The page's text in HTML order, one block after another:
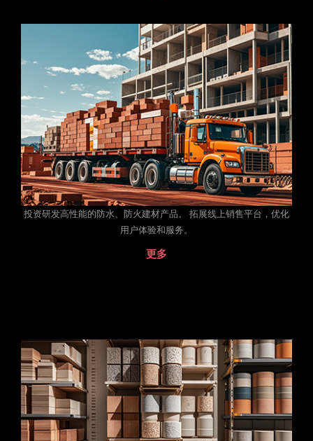
投资研发高性能的防水、防火建材产品。 拓展线上销售平台，优化
用户体验和服务。
更多